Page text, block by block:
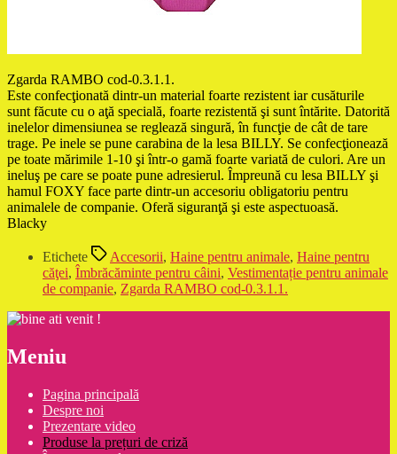
Zgarda RAMBO cod-0.3.1.1.
Este confecţionată dintr-un material foarte rezistent iar cusăturile
sunt făcute cu o aţă specială, foarte rezistentă şi sunt întărite. Datorită
inelelor dimensiunea se reglează singură, în funcţie de cât de tare
trage. Pe inele se pune carabina de la lesa BILLY. Se confecţionează
pe toate mărimile 1-10 şi într-o gamă foarte variată de culori. Are un
ineluş pe care se poate pune adresierul. Împreună cu lesa BILLY şi
hamul FOXY face parte dintr-un accesoriu obligatoriu pentru
animalele de companie. Oferă siguranţă şi este aspectuoasă.
Blacky
Etichete Accesorii, Haine pentru animale, Haine pentru
căţei, Îmbrăcăminte pentru câini, Vestimentație pentru animale
de companie, Zgarda RAMBO cod-0.3.1.1.
Meniu
Pagina principală
Despre noi
Prezentare video
Produse la prețuri de criză